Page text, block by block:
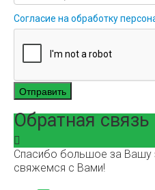
Согласие на обработку
Отправить
Обратная связь
Спасибо большое за Вашу
свяжемся с Вами!